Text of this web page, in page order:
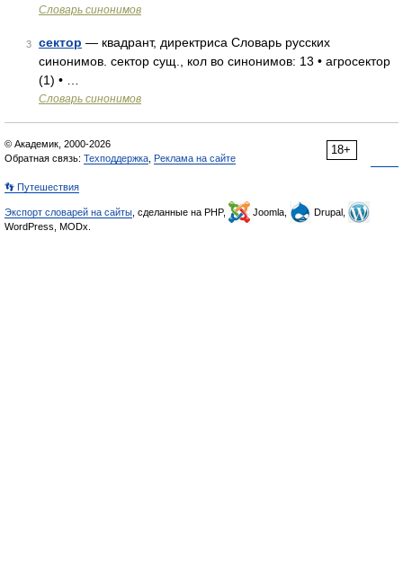
Словарь синонимов
3 сектор — квадрант, директриса Словарь русских
синонимов. сектор сущ., кол во синонимов: 13 • агросектор
(1) • …
Словарь синонимов
18+
© Академик, 2000-2026
Обратная связь: Техподдержка Реклама на сайте
👣 Путешествия
Экспорт словарей на сайты , сделанные на PHP, Joomla,
Drupal,
WordPress, MODx.